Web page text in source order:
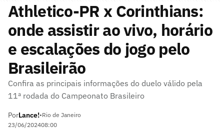
Athletico-PR x Corinthians:
onde assistir ao vivo, horário
e escalações do jogo pelo
Brasileirão
Confira as principais informações do duelo válido pela
11ª rodada do Campeonato Brasileiro
PorLance!•Rio de Janeiro
23/06/202408:00